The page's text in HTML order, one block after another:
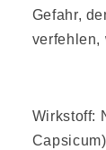
Gefahr,
verfehlen,
Wirkstoff:
Capsicum)